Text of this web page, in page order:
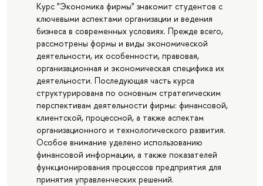
Курс "Экономика фирмы" знакомит студентов с
ключевыми аспектами организации и ведения
бизнеса в современных условиях. Прежде всего,
рассмотрены формы и виды экономической
деятельности, их особенности, правовая,
организационная и экономическая специфика их
деятельности. Последующая часть курса
структурирована по основным стратегическим
перспективам деятельности фирмы: финансовой,
клиентской, процессной, а также аспектам
организационного и технологического развития.
Особое внимание уделено использованию
финансовой информации, а также показателей
функционирования процессов предприятия для
принятия управленческих решений.